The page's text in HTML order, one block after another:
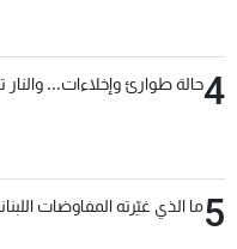
4حالة طوارئ وإخلاءات...
5ما الذي غيّرته المفاوضات